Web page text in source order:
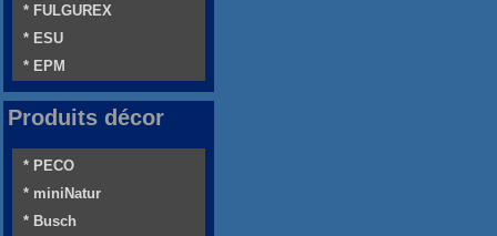
* FULGUREX
* ESU
* EPM
Produits décor
* PECO
* miniNatur
* Busch